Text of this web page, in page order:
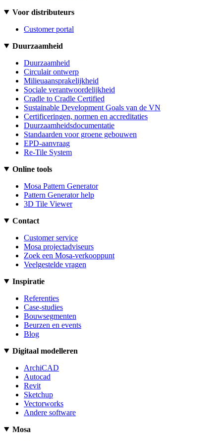
Voor distributeurs
Customer portal
Duurzaamheid
Duurzaamheid
Circulair ontwerp
Milieuaansprakelijkheid
Sociale verantwoordelijkheid
Cradle to Cradle Certified
Sustainable Development Goals van de VN
Certificeringen, normen en accreditaties
Duurzaamheidsdocumentatie
Standaarden voor groene gebouwen
EPD-aanvraag
Re-Tile System
Online tools
Mosa Pattern Generator
Pattern Generator help
3D Tile Viewer
Contact
Customer service
Mosa projectadviseurs
Zoek een Mosa-verkooppunt
Veelgestelde vragen
Inspiratie
Referenties
Case-studies
Bouwsegmenten
Beurzen en events
Blog
Digitaal modelleren
ArchiCAD
Autocad
Revit
Sketchup
Vectorworks
Andere software
Mosa